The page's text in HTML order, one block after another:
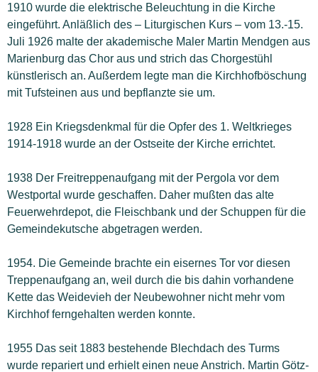
1910 wurde die elektrische Beleuchtung in die Kirche
eingeführt. Anläßlich des – Liturgischen Kurs – vom 13.-15.
Juli 1926 malte der akademische Maler Martin Mendgen aus
Marienburg das Chor aus und strich das Chorgestühl
künstlerisch an. Außerdem legte man die Kirchhofböschung
mit Tufsteinen aus und bepflanzte sie um.
1928 Ein Kriegsdenkmal für die Opfer des 1. Weltkrieges
1914-1918 wurde an der Ostseite der Kirche errichtet.
1938 Der Freitreppenaufgang mit der Pergola vor dem
Westportal wurde geschaffen. Daher mußten das alte
Feuerwehrdepot, die Fleischbank und der Schuppen für die
Gemeindekutsche abgetragen werden.
1954. Die Gemeinde brachte ein eisernes Tor vor diesen
Treppenaufgang an, weil durch die bis dahin vorhandene
Kette das Weidevieh der Neubewohner nicht mehr vom
Kirchhof ferngehalten werden konnte.
1955 Das seit 1883 bestehende Blechdach des Turms
wurde repariert und erhielt einen neue Anstrich. Martin Götz-